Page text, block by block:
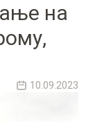
на
10.09.2023